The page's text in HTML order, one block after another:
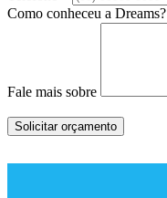
Como conheceu a Dreams?
Fale mais sobre
Solicitar orçamento